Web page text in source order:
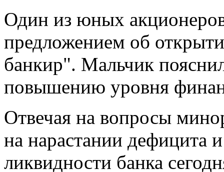
Один из юных
предложением об
банкир". Мальчик
повышению уровня
Отвечая на вопросы
на нарастании дефицита
ликвидности банка